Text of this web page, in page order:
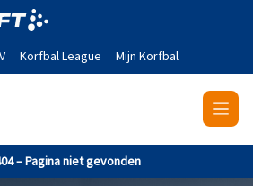
Korfbal League Mijn Korfbal
– Pagina niet gevonden